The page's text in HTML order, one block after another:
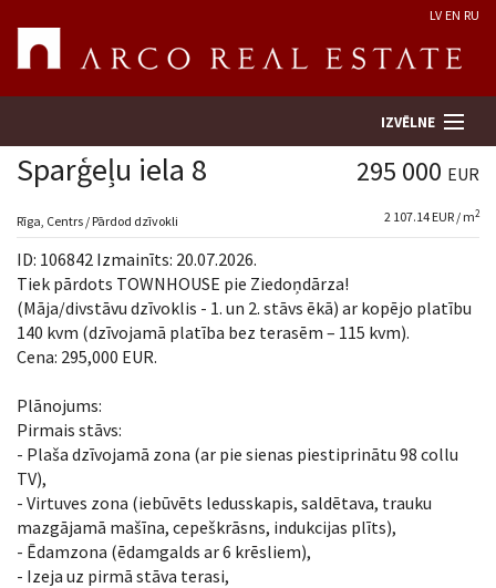
LV EN RU
IZVĒLNE
Meklēt īpašumu
Novērtēt īpašumu
Uzņēmums
Pakalpojumi
Kontakti
Sparģeļu iela 8 295 000 EUR
Rīga, Centrs / Pārdod dzīvokli 2 107.14 EUR / m2
ID: 106842 Izmainīts: 20.07.2026.
Tiek pārdots TOWNHOUSE pie Ziedoņdārza!
(Māja/divstāvu dzīvoklis - 1. un 2. stāvs ēkā) ar kopējo platību
140 kvm (dzīvojamā platība bez terasēm – 115 kvm).
Cena: 295,000 EUR.
Plānojums:
Pirmais stāvs:
- Plaša dzīvojamā zona (ar pie sienas piestiprinātu 98 collu
TV),
- Virtuves zona (iebūvēts ledusskapis, saldētava, trauku
mazgājamā mašīna, cepeškrāsns, indukcijas plīts),
- Ēdamzona (ēdamgalds ar 6 krēsliem),
- Izeja uz pirmā stāva terasi,